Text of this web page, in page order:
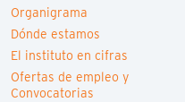
Organigrama
Dónde estamos
El instituto en cifras
Ofertas de empleo y
Convocatorias